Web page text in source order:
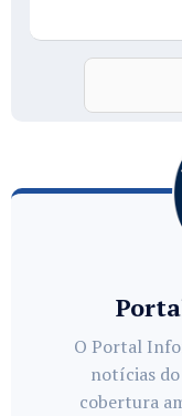
O Portal
notícias
cobertura